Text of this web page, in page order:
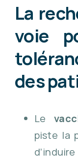
La
voie
des
Le
piste la